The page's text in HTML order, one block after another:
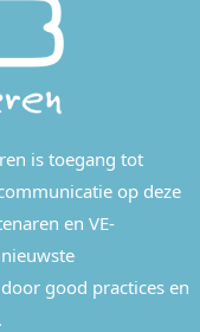
is toegang tot
op deze
en VE-
good practices en